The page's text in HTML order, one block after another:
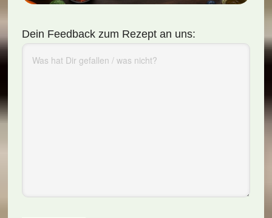
Dein Feedback zum Rezept an uns: